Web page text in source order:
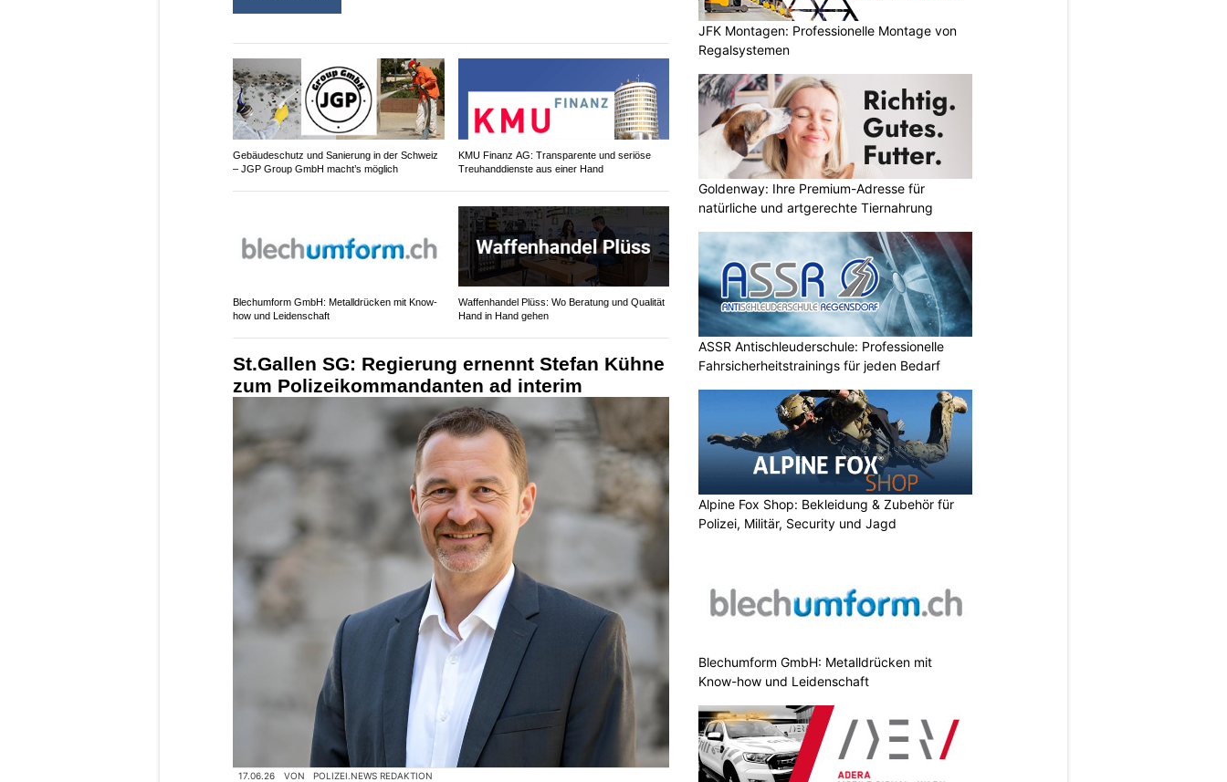
Gebäudeschutz und Sanierung in der Schweiz
– JGP Group GmbH macht’s möglich
KMU Finanz AG: Transparente und seriöse
Treuhanddienste aus einer Hand
Blechumform GmbH: Metalldrücken mit Know-
how und Leidenschaft
Waffenhandel Plüss: Wo Beratung und Qualität
Hand in Hand gehen
St.Gallen SG: Regierung ernennt Stefan Kühne
zum Polizeikommandanten ad interim
17.06.26 VON POLIZEI.NEWS REDAKTION
JFK Montagen: Professionelle Montage von
Regalsystemen
Goldenway: Ihre Premium-Adresse für
natürliche und artgerechte Tiernahrung
ASSR Antischleuderschule: Professionelle
Fahrsicherheitstrainings für jeden Bedarf
Alpine Fox Shop: Bekleidung & Zubehör für
Polizei, Militär, Security und Jagd
Blechumform GmbH: Metalldrücken mit
Know-how und Leidenschaft